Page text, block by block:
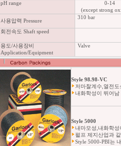
pH range
0-14
(except strong
사용압력 Pressure
310 bar
회전속도 Shaft speed
용도/사용장비
Application/Equipment
Valve
Style 98.98-VC
저마찰계수,열전
내화학성이 뛰어남
Style 5000
내마모성,내화학성
펄프 제지산업과
Style 5000-PBI는